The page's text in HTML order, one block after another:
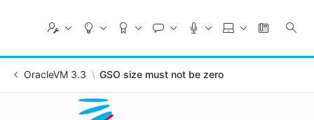
OracleVM 3.3 GSO size must not be zero